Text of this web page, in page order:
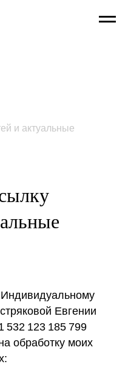
и актуальные
Евгении
532 123 185 799
обработку моих